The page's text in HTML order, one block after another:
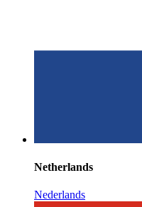
Netherlands
Nederlands